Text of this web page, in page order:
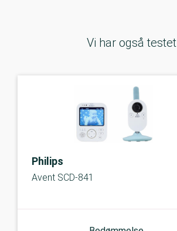
Vi har også testet
Philips
Avent SCD-841